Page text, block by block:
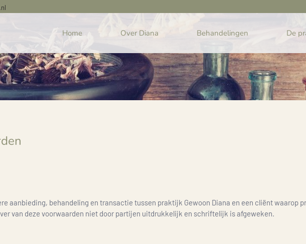
Home Over Diana Behandelingen De
aanbieding, behandeling en transactie tussen praktijk Gewoon Diana en een cliënt waarop
van deze voorwaarden niet door partijen uitdrukkelijk en schriftelijk is afgeweken.